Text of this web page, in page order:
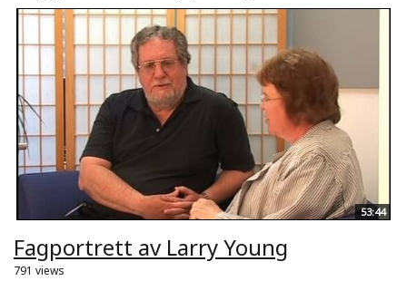
53:44
Fagportrett av Larry Young
791 views